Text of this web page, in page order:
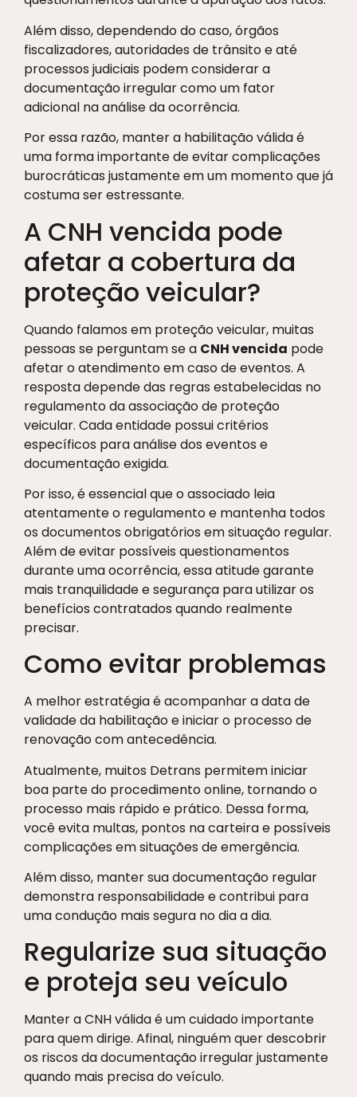
Além disso, dependendo do caso, órgãos
fiscalizadores, autoridades de trânsito e até
processos judiciais podem considerar a
documentação irregular como um fator
adicional na análise da ocorrência.
Por essa razão, manter a habilitação válida é
uma forma importante de evitar complicações
burocráticas justamente em um momento que já
costuma ser estressante.
A CNH vencida pode
afetar a cobertura da
proteção veicular?
Quando falamos em proteção veicular, muitas
pessoas se perguntam se a CNH vencida pode
afetar o atendimento em caso de eventos. A
resposta depende das regras estabelecidas no
regulamento da associação de proteção
veicular. Cada entidade possui critérios
específicos para análise dos eventos e
documentação exigida.
Por isso, é essencial que o associado leia
atentamente o regulamento e mantenha todos
os documentos obrigatórios em situação regular.
Além de evitar possíveis questionamentos
durante uma ocorrência, essa atitude garante
mais tranquilidade e segurança para utilizar os
benefícios contratados quando realmente
precisar.
Como evitar problemas
A melhor estratégia é acompanhar a data de
validade da habilitação e iniciar o processo de
renovação com antecedência.
Atualmente, muitos Detrans permitem iniciar
boa parte do procedimento online, tornando o
processo mais rápido e prático. Dessa forma,
você evita multas, pontos na carteira e possíveis
complicações em situações de emergência.
Além disso, manter sua documentação regular
demonstra responsabilidade e contribui para
uma condução mais segura no dia a dia.
Regularize sua situação
e proteja seu veículo
Manter a CNH válida é um cuidado importante
para quem dirige. Afinal, ninguém quer descobrir
os riscos da documentação irregular justamente
quando mais precisa do veículo.